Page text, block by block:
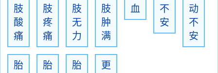
肢
酸
痛
肢
疼
痛
肢
无
力
肢
肿
满
血
不
安
动
不
安
胎
胎
胎
更